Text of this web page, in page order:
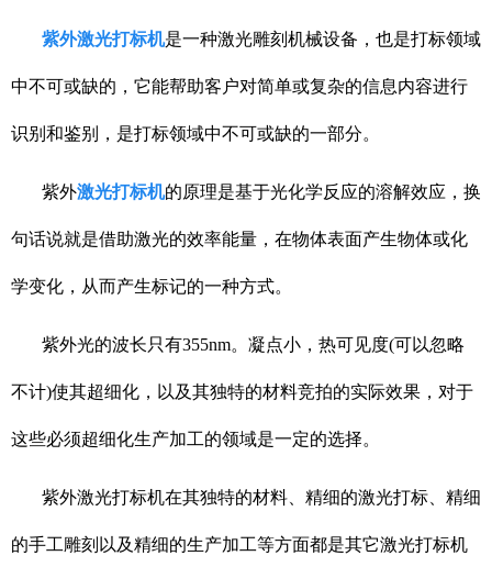
紫外激光打标机是一种激光雕刻机械设备，也是打标领域
中不可或缺的，它能帮助客户对简单或复杂的信息内容进行
识别和鉴别，是打标领域中不可或缺的一部分。
紫外激光打标机的原理是基于光化学反应的溶解效应，换
句话说就是借助激光的效率能量，在物体表面产生物体或化
学变化，从而产生标记的一种方式。
紫外光的波长只有355nm。凝点小，热可见度(可以忽略
不计)使其超细化，以及其独特的材料竞拍的实际效果，对于
这些必须超细化生产加工的领域是一定的选择。
紫外激光打标机在其独特的材料、精细的激光打标、精细
的手工雕刻以及精细的生产加工等方面都是其它激光打标机